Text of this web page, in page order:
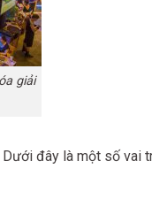
giải
đây là một số vai